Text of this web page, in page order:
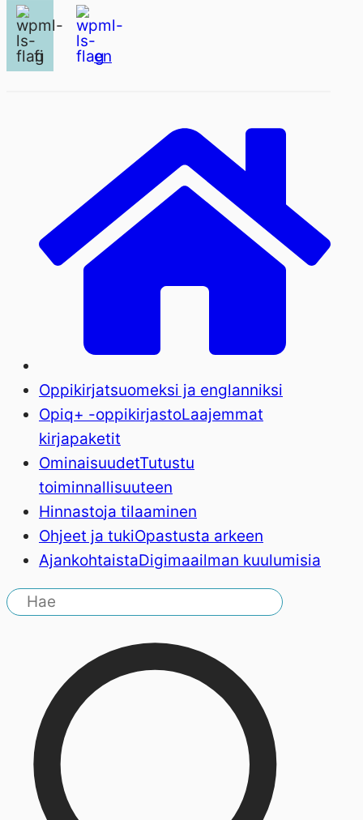
fi en
Oppikirjatsuomeksi ja englanniksi
Opiq+ -oppikirjastoLaajemmat
kirjapaketit
OminaisuudetTutustu
toiminnallisuuteen
Hinnastoja tilaaminen
Ohjeet ja tukiOpastusta arkeen
AjankohtaistaDigimaailman kuulumisia